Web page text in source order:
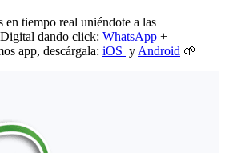
en tiempo real uniéndote a las
dando click: WhatsApp +
app, descárgala: iOS y Android 🌱